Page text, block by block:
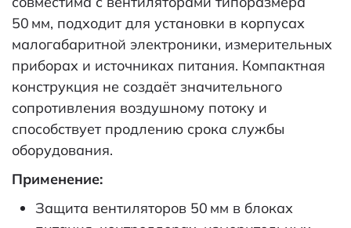
50 мм, подходит для установки в корпусах
малогабаритной электроники, измерительных
приборах и источниках питания. Компактная
конструкция не создаёт значительного
сопротивления воздушному потоку и
способствует продлению срока службы
оборудования.
Применение:
Защита вентиляторов 50 мм в блоках